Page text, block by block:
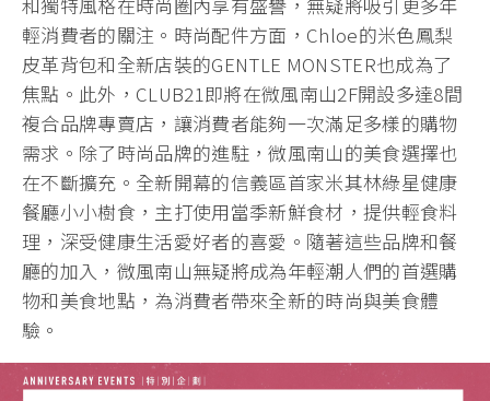
輕消費者的關注。時尚配件方面，Chloe的米色鳳梨
皮革背包和全新店裝的GENTLE MONSTER也成為了
焦點。此外，CLUB21即將在微風南山2F開設多達8間
複合品牌專賣店，讓消費者能夠一次滿足多樣的購物
需求。除了時尚品牌的進駐，微風南山的美食選擇也
在不斷擴充。全新開幕的信義區首家米其林綠星健康
餐廳小小樹食，主打使用當季新鮮食材，提供輕食料
理，深受健康生活愛好者的喜愛。隨著這些品牌和餐
廳的加入，微風南山無疑將成為年輕潮人們的首選購
物和美食地點，為消費者帶來全新的時尚與美食體
驗。